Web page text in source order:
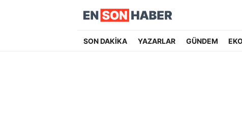
SON DAKİKA YAZARLAR GÜNDEM